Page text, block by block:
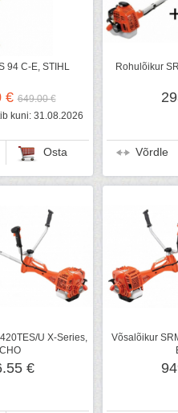
94 C-E, STIHL
€649.00 €
kuni: 31.08.2026
Osta
Rohulõikur
Võrdle
U X-Series,
€
Võsalõikur